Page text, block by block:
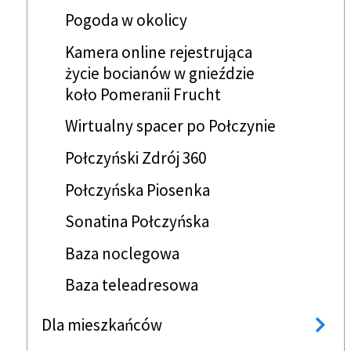
Pogoda w okolicy
Kamera online rejestrująca
życie bocianów w gnieździe
koło Pomeranii Frucht
Otworzy
się
w
nowym
oknie
Wirtualny spacer po Połczynie
Otworzy
się
w
nowym
oknie
Połczyński Zdrój 360
Połczyńska Piosenka
Sonatina Połczyńska
Baza noclegowa
Baza teleadresowa
Dla mieszkańców